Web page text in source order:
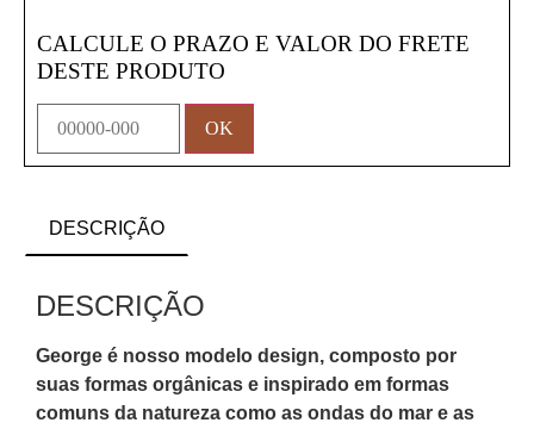
CALCULE O PRAZO E VALOR DO FRETE
DESTE PRODUTO
DESCRIÇÃO
DESCRIÇÃO
George é nosso modelo design, composto por
suas formas orgânicas e inspirado em formas
comuns da natureza como as ondas do mar e as